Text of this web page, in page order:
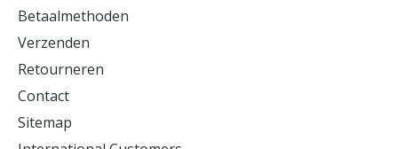
Betaalmethoden
Verzenden
Retourneren
Contact
Sitemap